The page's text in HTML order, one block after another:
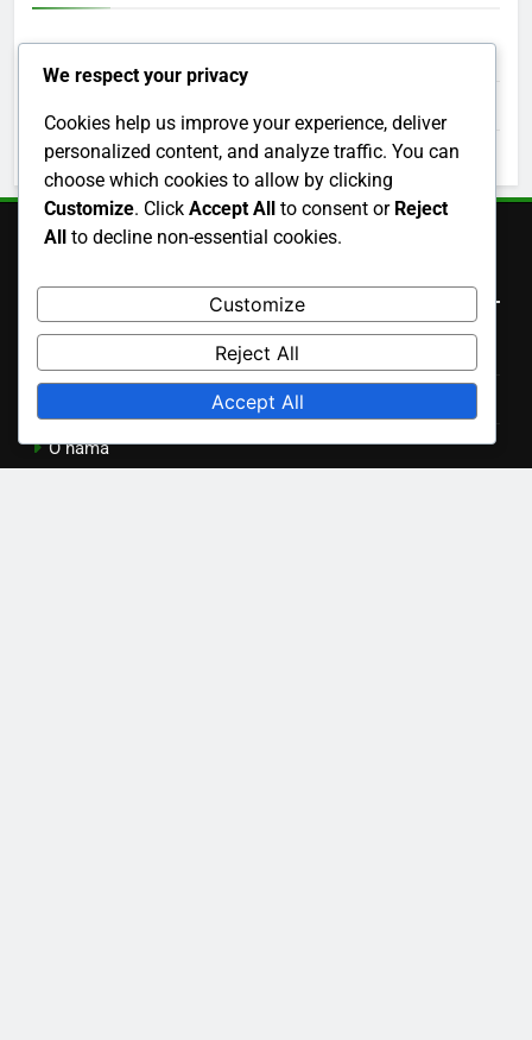
October 2025
O nama
We respect your privacy
Cookies help us improve your experience, deliver
personalized content, and analyze traffic. You can
choose which cookies to allow by clicking
Customize. Click Accept All to consent or Reject
All to decline non-essential cookies.
Customize
Reject All
Accept All